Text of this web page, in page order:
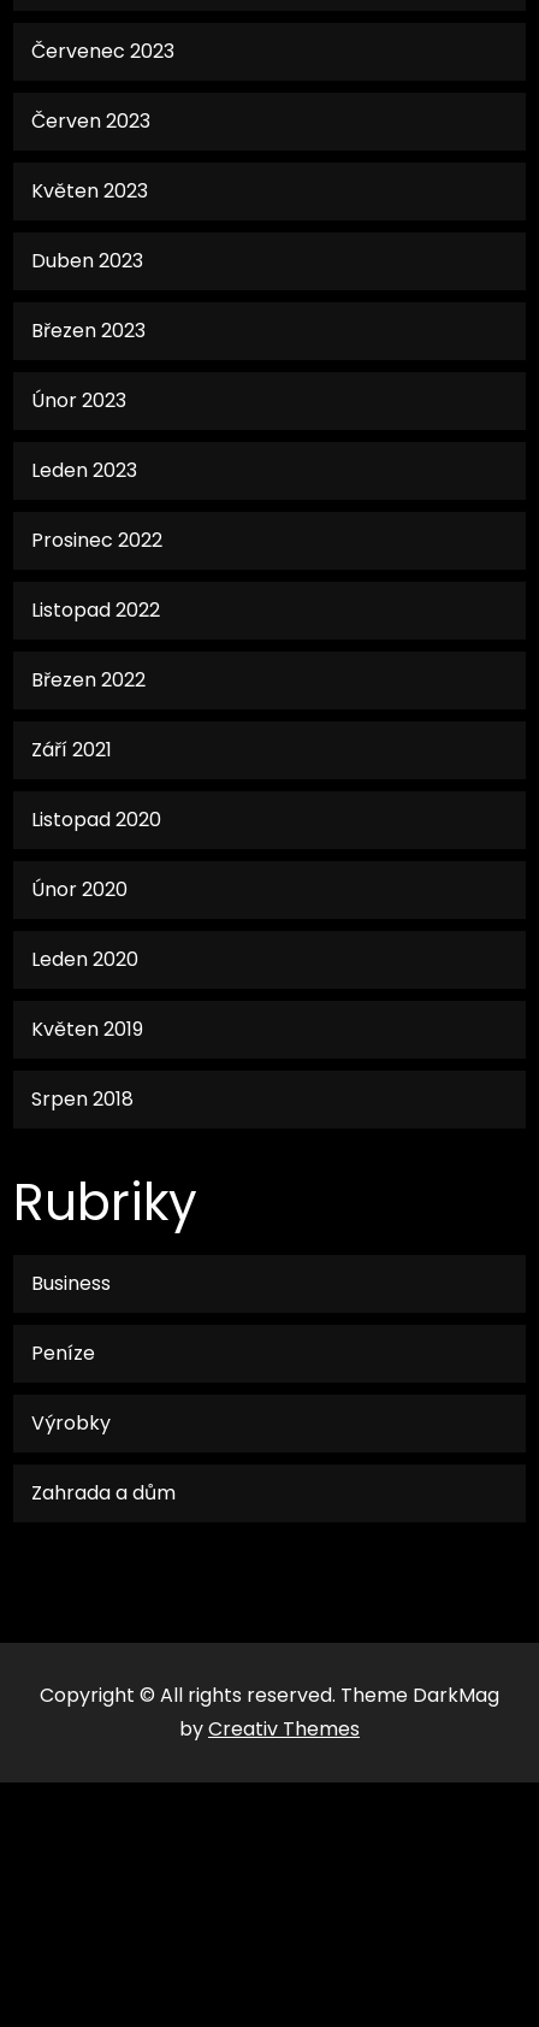
Červenec 2023
Červen 2023
Květen 2023
Duben 2023
Březen 2023
Únor 2023
Leden 2023
Prosinec 2022
Listopad 2022
Březen 2022
Září 2021
Listopad 2020
Únor 2020
Leden 2020
Květen 2019
Srpen 2018
Rubriky
Business
Peníze
Výrobky
Zahrada a dům
Copyright © All rights reserved. Theme DarkMag
byCreativ Themes